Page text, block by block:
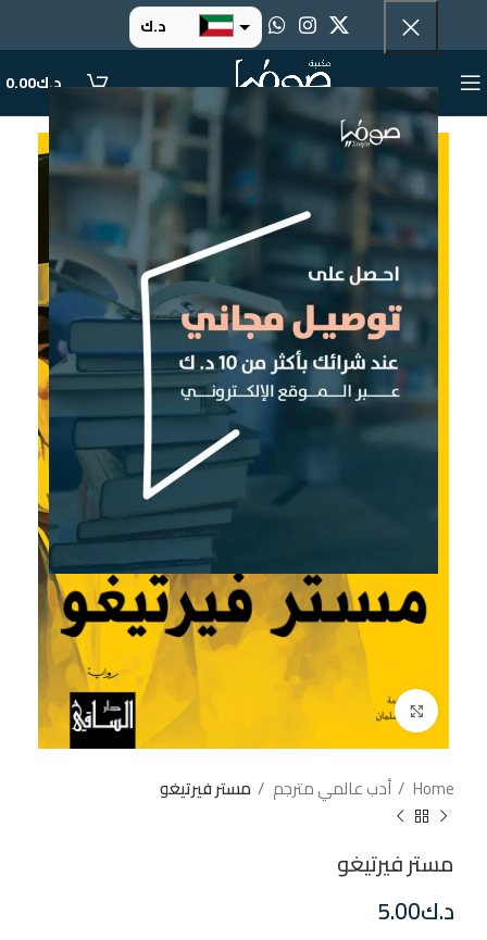
د.ك
ر.س
.د.ب
د.ك0.00
إضغط للتكبير
Home أدب عالمي مترجم مستر فيرتيغو
مستر فيرتيغو
د.ك5.00